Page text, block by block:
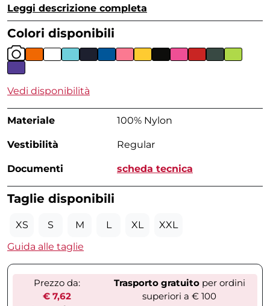
Leggi descrizione completa
Colori disponibili
Vedi disponibilità
Materiale 100% Nylon
Vestibilità Regular
Documenti scheda tecnica
Taglie disponibili
XS S M L XL
XXL
Guida alle taglie
Prezzo da:
€ 7,62
Trasporto gratuitoper ordini
superiori a € 100